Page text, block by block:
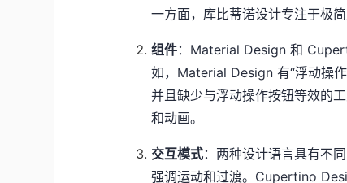
一方面，库比蒂诺设计专注于极
组件：Material Design 和
如，Material Design 有“浮动操
并且缺少与浮动操作按钮等效的
和动画。
交互模式：两种设计语言具有不
强调运动和过渡。Cupertino